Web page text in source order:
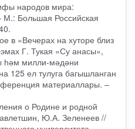
народов мира:
М.: Большая Российская
в «Вечерах на хуторе близ
Г. Тукая «Су анасы»,
һәм милли-мәдәни
125 ел тулуга багышланган
материаллары. –
о Родине и родной
Ю.А. Зеленеев //